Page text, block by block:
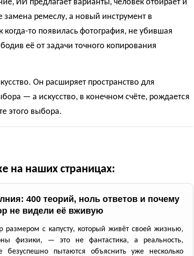
ИИ предлагает варианты, человек отбирает и
замена ремеслу, а новый инструмент в
когда-то появилась фотография, не убившая
её от задачи точного копирования
Он расширяет пространство для
— а искусство, в конечном счёте, рождается
этого выбора.
на наших страницах:
400 теорий, ноль ответов и почему
не видели её вживую
размером с капусту, который живёт своей жизнью,
физики, — это не фантастика, а реальность,
безуспешно пытаются объяснить уже несколько